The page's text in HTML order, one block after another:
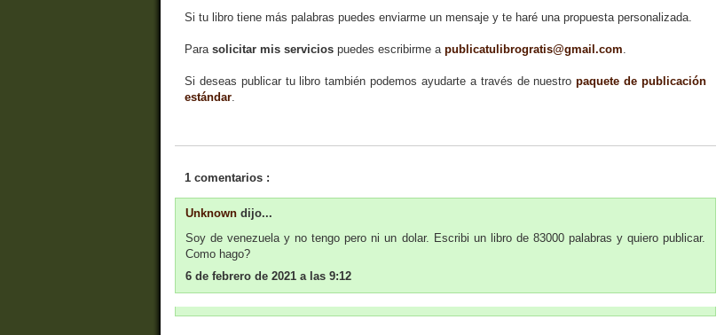
Si tu libro tiene más palabras puedes enviarme un mensaje y te haré una propuesta personalizada.
Para solicitar mis servicios puedes escribirme a publicatulibrogratis@gmail.com.
Si deseas publicar tu libro también podemos ayudarte a través de nuestropaquete de publicación
estándar.
1 comentarios :
Unknown dijo...
Soy de venezuela y no tengo pero ni un dolar. Escribi un libro de 83000 palabras y quiero publicar.
Como hago?
6 de febrero de 2021 a las 9:12